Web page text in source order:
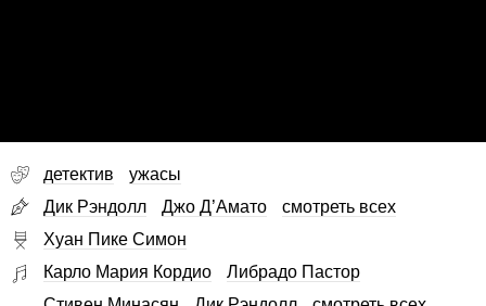
детектив
ужасы
Дик Рэндолл
Джо Д’Амато
смотреть всех
Хуан Пике Симон
Карло Мария Кордио
Либрадо Пастор